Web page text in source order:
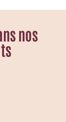
nos